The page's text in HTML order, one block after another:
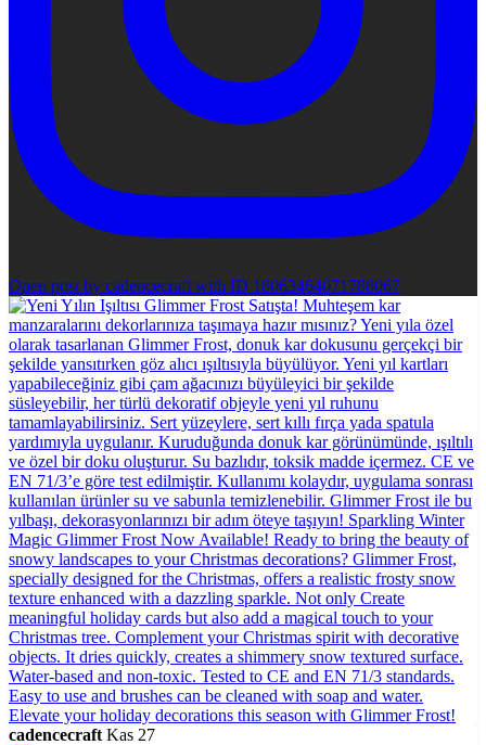
Open post by cadencecraft with ID 18063464071788067
cadencecraft Kas 27